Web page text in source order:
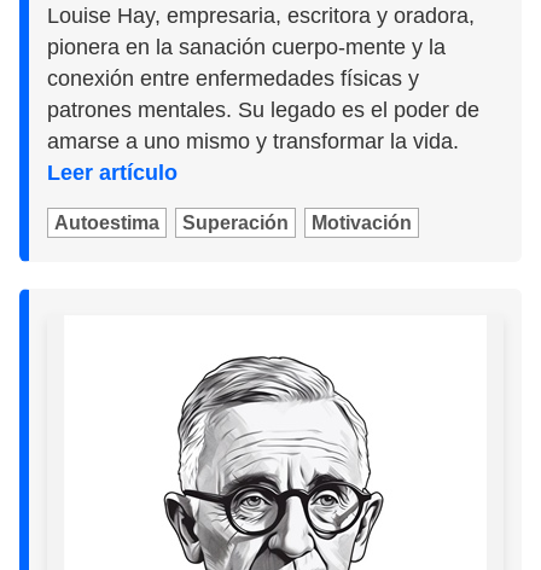
Louise Hay, empresaria, escritora y oradora,
pionera en la sanación cuerpo-mente y la
conexión entre enfermedades físicas y
patrones mentales. Su legado es el poder de
amarse a uno mismo y transformar la vida.
Leer artículo
Autoestima Superación Motivación